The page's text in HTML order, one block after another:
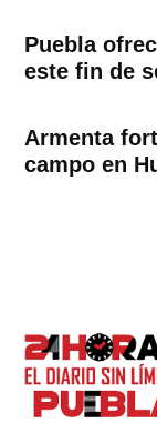
Puebla
este fin de
Armenta
campo en